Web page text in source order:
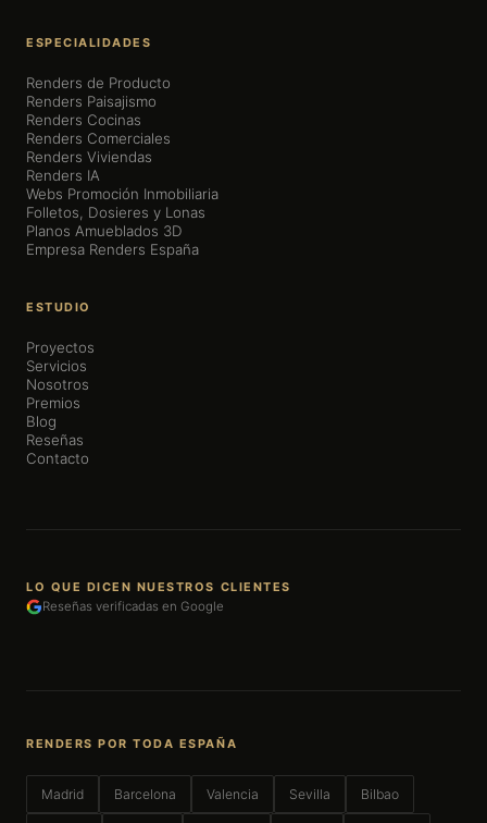
ESPECIALIDADES
Renders de Producto
Renders Paisajismo
Renders Cocinas
Renders Comerciales
Renders Viviendas
Renders IA
Webs Promoción Inmobiliaria
Folletos, Dosieres y Lonas
Planos Amueblados 3D
Empresa Renders España
ESTUDIO
Proyectos
Servicios
Nosotros
Premios
Blog
Reseñas
Contacto
LO QUE DICEN NUESTROS CLIENTES
Reseñas verificadas en Google
RENDERS POR TODA ESPAÑA
Madrid Barcelona Valencia Sevilla Bilbao